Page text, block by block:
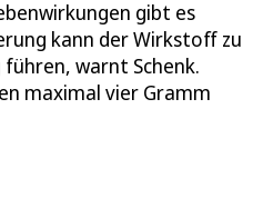
gibt es
kann der Wirkstoff zu
warnt Schenk.
maximal vier Gramm